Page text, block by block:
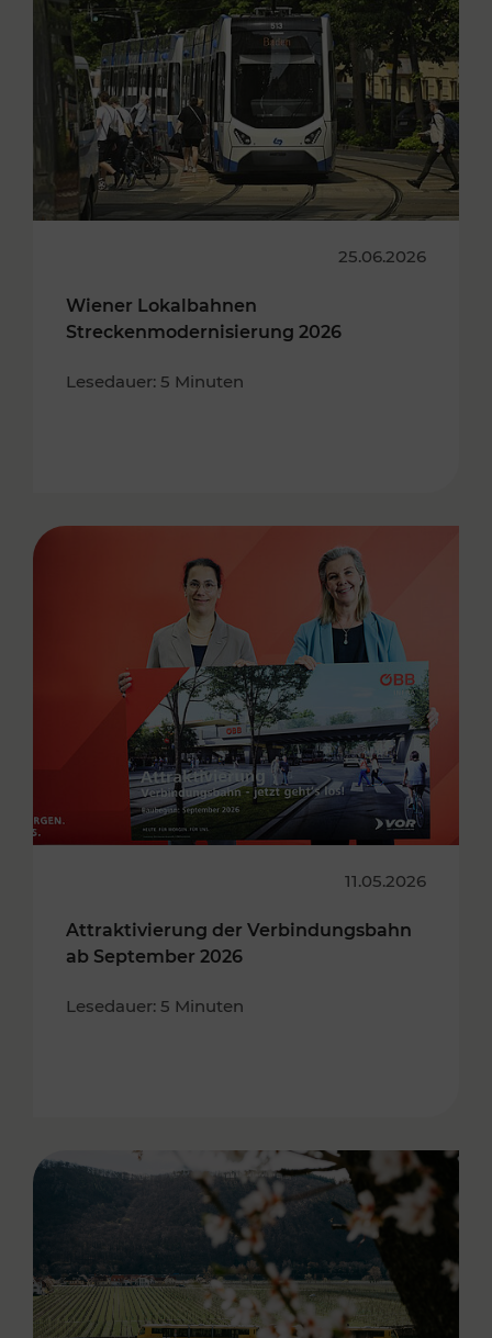
25.06.2026
Wiener Lokalbahnen
Streckenmodernisierung 2026
Lesedauer: 5 Minuten
11.05.2026
Attraktivierung der Verbindungsbahn
ab September 2026
Lesedauer: 5 Minuten